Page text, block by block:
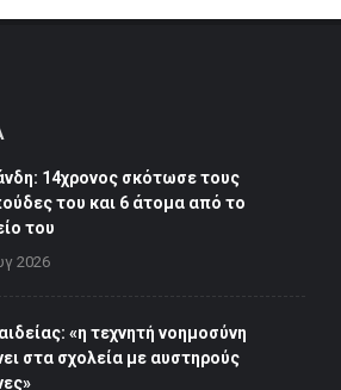
14χρονος σκότωσε τους
του και 6 άτομα από το
του
2026
«η τεχνητή νοημοσύνη
στα σχολεία με αυστηρούς